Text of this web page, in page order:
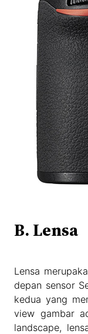
B. Lensa
Lensa
depan sensor
kedua yang
view gambar
landscape,